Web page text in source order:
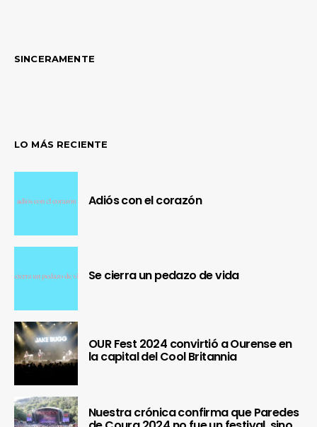
SINCERAMENTE
LO MÁS RECIENTE
Adiós con el corazón
Se cierra un pedazo de vida
OUR Fest 2024 convirtió a Ourense en
la capital del Cool Britannia
Nuestra crónica confirma que Paredes